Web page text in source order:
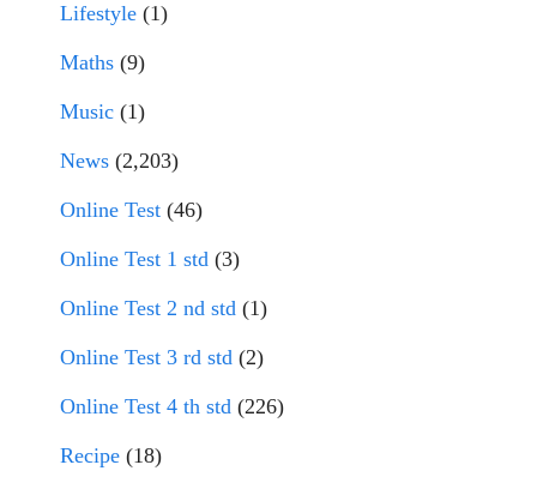
Lifestyle (1)
Maths (9)
Music (1)
News (2,203)
Online Test (46)
Online Test 1 std (3)
Online Test 2 nd std (1)
Online Test 3 rd std (2)
Online Test 4 th std (226)
Recipe (18)